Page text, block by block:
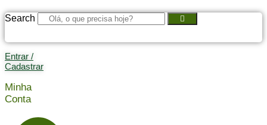
Search
Entrar /
Cadastrar
Minha
Conta